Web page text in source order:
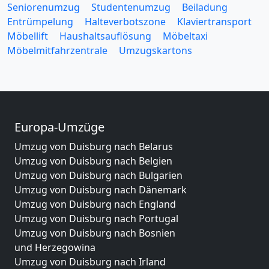
Seniorenumzug
Studentenumzug
Beiladung
Entrümpelung
Halteverbotszone
Klaviertransport
Möbellift
Haushaltsauflösung
Möbeltaxi
Möbelmitfahrzentrale
Umzugskartons
Europa-Umzüge
Umzug von Duisburg nach Belarus
Umzug von Duisburg nach Belgien
Umzug von Duisburg nach Bulgarien
Umzug von Duisburg nach Dänemark
Umzug von Duisburg nach England
Umzug von Duisburg nach Portugal
Umzug von Duisburg nach Bosnien
und Herzegowina
Umzug von Duisburg nach Irland